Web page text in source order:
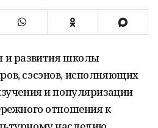
и развития школы
сэсэнов, исполняющих
и популяризации
отношения к